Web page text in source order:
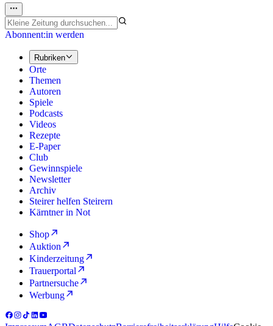
Abonnent:in werden
Rubriken
Orte
Themen
Autoren
Spiele
Podcasts
Videos
Rezepte
E-Paper
Club
Gewinnspiele
Newsletter
Archiv
Steirer helfen Steirern
Kärntner in Not
Shop
Auktion
Kinderzeitung
Trauerportal
Partnersuche
Werbung